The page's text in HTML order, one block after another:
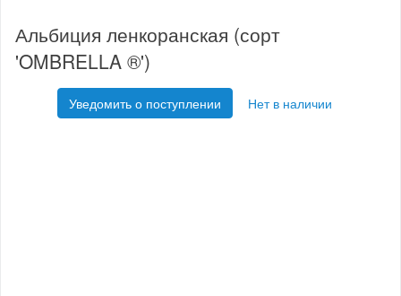
Альбиция ленкоранская (сорт
'OMBRELLA ®')
Уведомить о поступлении Нет в наличии